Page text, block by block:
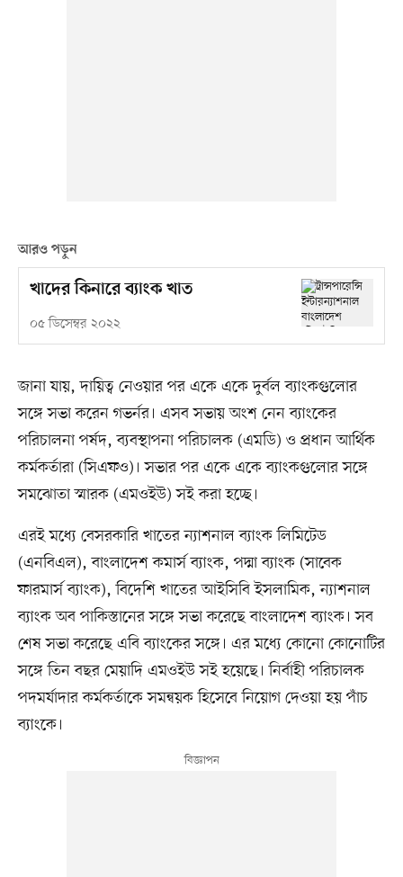
আরও পড়ুন
খাদের কিনারে ব্যাংক খাত
০৫ ডিসেম্বর ২০২২
জানা যায়, দায়িত্ব নেওয়ার পর একে একে দুর্বল ব্যাংকগুলোর
সঙ্গে সভা করেন গভর্নর। এসব সভায় অংশ নেন ব্যাংকের
পরিচালনা পর্ষদ, ব্যবস্থাপনা পরিচালক (এমডি) ও প্রধান আর্থিক
কর্মকর্তারা (সিএফও)। সভার পর একে একে ব্যাংকগুলোর সঙ্গে
সমঝোতা স্মারক (এমওইউ) সই করা হচ্ছে।
এরই মধ্যে বেসরকারি খাতের ন্যাশনাল ব্যাংক লিমিটেড
(এনবিএল), বাংলাদেশ কমার্স ব্যাংক, পদ্মা ব্যাংক (সাবেক
ফারমার্স ব্যাংক), বিদেশি খাতের আইসিবি ইসলামিক, ন্যাশনাল
ব্যাংক অব পাকিস্তানের সঙ্গে সভা করেছে বাংলাদেশ ব্যাংক। সব
শেষ সভা করেছে এবি ব্যাংকের সঙ্গে। এর মধ্যে কোনো কোনোটির
সঙ্গে তিন বছর মেয়াদি এমওইউ সই হয়েছে। নির্বাহী পরিচালক
পদমর্যাদার কর্মকর্তাকে সমন্বয়ক হিসেবে নিয়োগ দেওয়া হয় পাঁচ
ব্যাংকে।